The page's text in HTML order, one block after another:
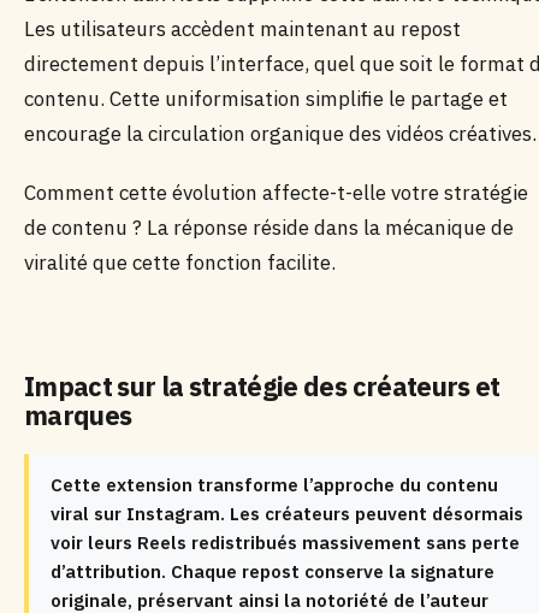
Les utilisateurs accèdent maintenant au repost
directement depuis l’interface, quel que soit le format
contenu. Cette uniformisation simplifie le partage et
encourage la circulation organique des vidéos créatives.
Comment cette évolution affecte-t-elle votre stratégie
de contenu ? La réponse réside dans la mécanique de
viralité que cette fonction facilite.
Impact sur la stratégie des créateurs et
marques
Cette extension transforme l’approche du contenu
viral sur Instagram. Les créateurs peuvent désormais
voir leurs Reels redistribués massivement sans perte
d’attribution. Chaque repost conserve la signature
originale, préservant ainsi la notoriété de l’auteur